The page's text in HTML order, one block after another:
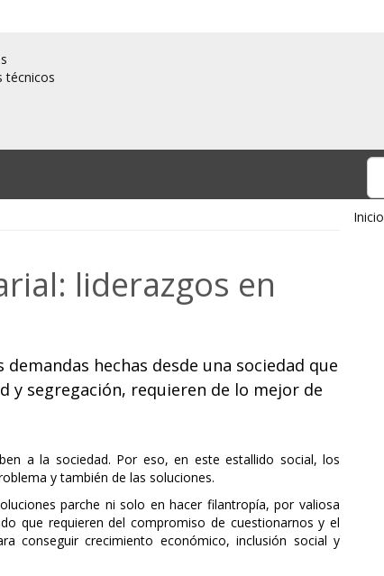
técnicos
Inicio
liderazgos en
hechas desde una sociedad que
y segregación, requieren de lo mejor de
a la sociedad. Por eso, en este estallido social, los
y también de las soluciones.
parche ni solo en hacer filantropía, por valiosa
que requieren del compromiso de cuestionarnos y el
conseguir crecimiento económico, inclusión social y